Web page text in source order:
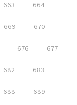
663 664
669 670
676 677
682 683
688 689